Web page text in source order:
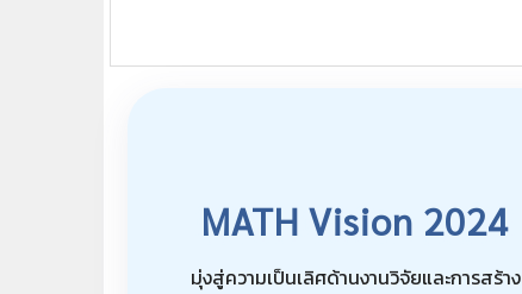
MATH Vision 2024
มุ่งสู่ความเป็นเลิศด้านงานวิจัยและการสร้าง